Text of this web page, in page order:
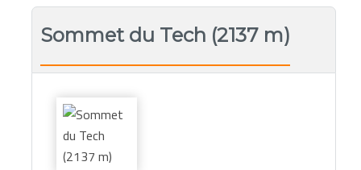
Sommet du Tech (2137 m)